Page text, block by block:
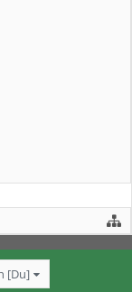
[Du]